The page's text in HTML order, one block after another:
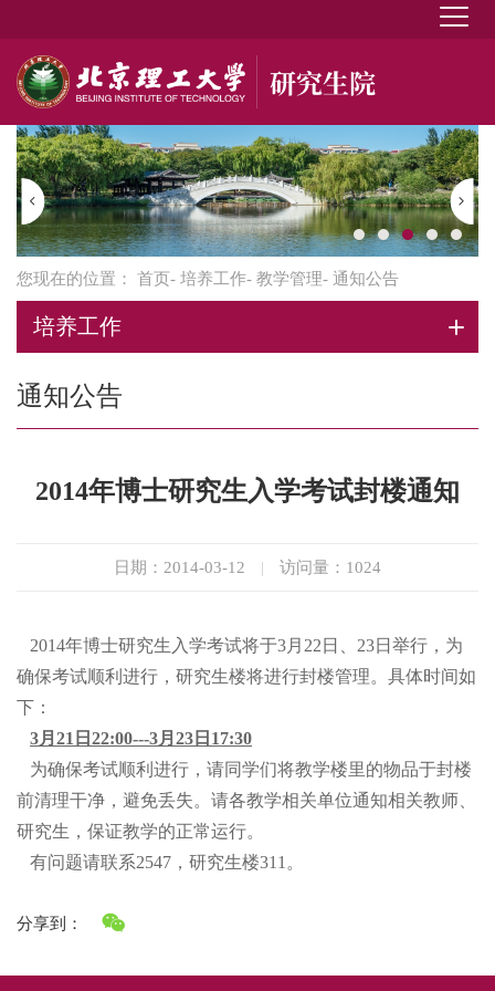
您现在的位置： 首页- 培养工作- 教学管理- 通知公告
培养工作
通知公告
2014年博士研究生入学考试封楼通知
日期：2014-03-12 | 访问量： 1024
2014年博士研究生入学考试将于3月22日、23日举行，为
确保考试顺利进行，研究生楼将进行封楼管理。具体时间如
下：
3月21日22:00---3月23日17:30
为确保考试顺利进行，请同学们将教学楼里的物品于封楼
前清理干净，避免丢失。请各教学相关单位通知相关教师、
研究生，保证教学的正常运行。
有问题请联系2547，研究生楼311。
分享到：